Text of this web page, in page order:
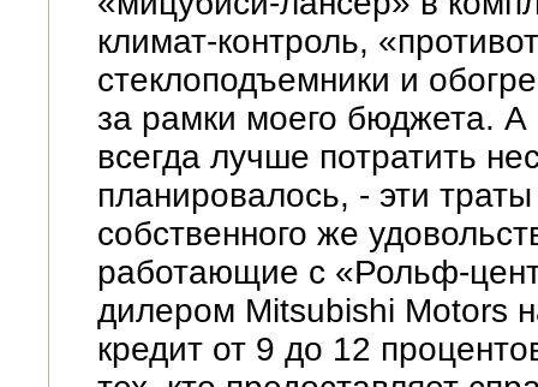
климат-контроль,
стеклоподъемники и
за рамки моего бюджета.
всегда лучше потратить
планировалось, - эти
собственного же
работающие с «Рольф-
дилером Mitsubishi Motors
кредит от 9 до 12